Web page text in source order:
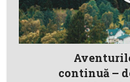
continuă –